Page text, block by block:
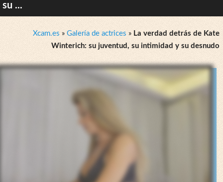
su ...
Xcam.es » Galería de actrices » La verdad detrás de Kate
Winterich: su juventud, su intimidad y su desnudo